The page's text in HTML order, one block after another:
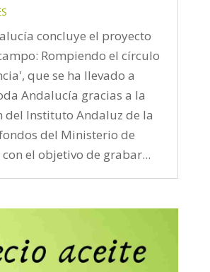
concluye el proyecto
Rompiendo el círculo
que se ha llevado a
Andalucía gracias a la
del Instituto Andaluz de la
del Ministerio de
el objetivo de grabar...